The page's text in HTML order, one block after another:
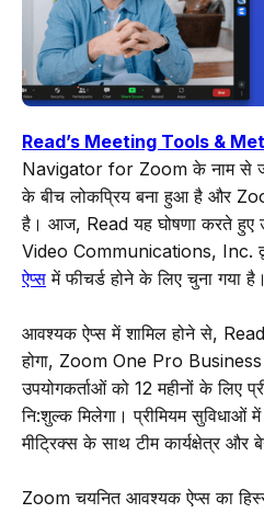
Read’s Meeting Tools &
Navigator for Zoom के नाम से
के बीच लोकप्रिय बना हुआ है और
है। आज, Read यह घोषणा करते हुए
Video Communications, Inc.
ऐप्स में फीचर्ड होने के लिए चुना गया है।
आवश्यक ऐप्स में शामिल होने से,
होगा, Zoom One Pro
उपयोगकर्ताओं को 12 महीनों के लिए
नि:शुल्क मिलेगा। प्रीमियम सुविधाओं
मीट्रिक्स के साथ टीम कार्यक्षेत्र और
Zoom चयनित आवश्यक ऐप्स का